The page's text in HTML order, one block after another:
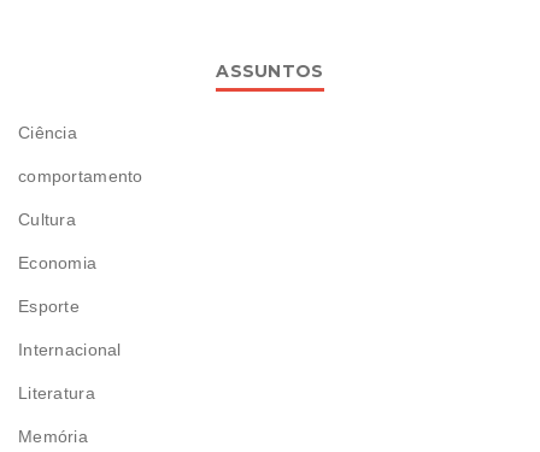
ASSUNTOS
Ciência
comportamento
Cultura
Economia
Esporte
Internacional
Literatura
Memória